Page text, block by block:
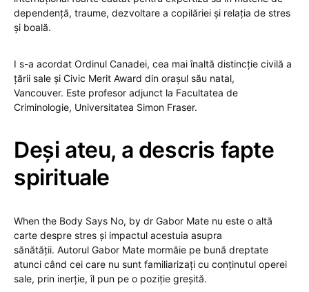
dependență, traume, dezvoltare a copilăriei și relația de stres
și boală.
I s-a acordat Ordinul Canadei, cea mai înaltă distincție civilă a
țării sale și Civic Merit Award din orașul său natal,
Vancouver. Este profesor adjunct la Facultatea de
Criminologie, Universitatea Simon Fraser.
Deși ateu, a descris fapte
spirituale
When the Body Says No, by dr Gabor Mate nu este o altă
carte despre stres și impactul acestuia asupra
sănătății. Autorul Gabor Mate mormăie pe bună dreptate
atunci când cei care nu sunt familiarizați cu conținutul operei
sale, prin inerție, îl pun pe o poziție greșită.